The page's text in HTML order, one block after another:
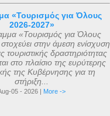
από
ιστορικών ήταν ο
της Καισαρείας
Αθανάσιος
ο Ευστάθιος Α...
«Τουρισμός για Όλους
2026-2027»
«Τουρισμός για Όλους
στην άμεση ενίσχυση
τουριστικής δραστηριότητας
στο πλαίσιο της ευρύτερης
της Κυβέρνησης για τη
στήριξη...
05 - 2026 | More ->